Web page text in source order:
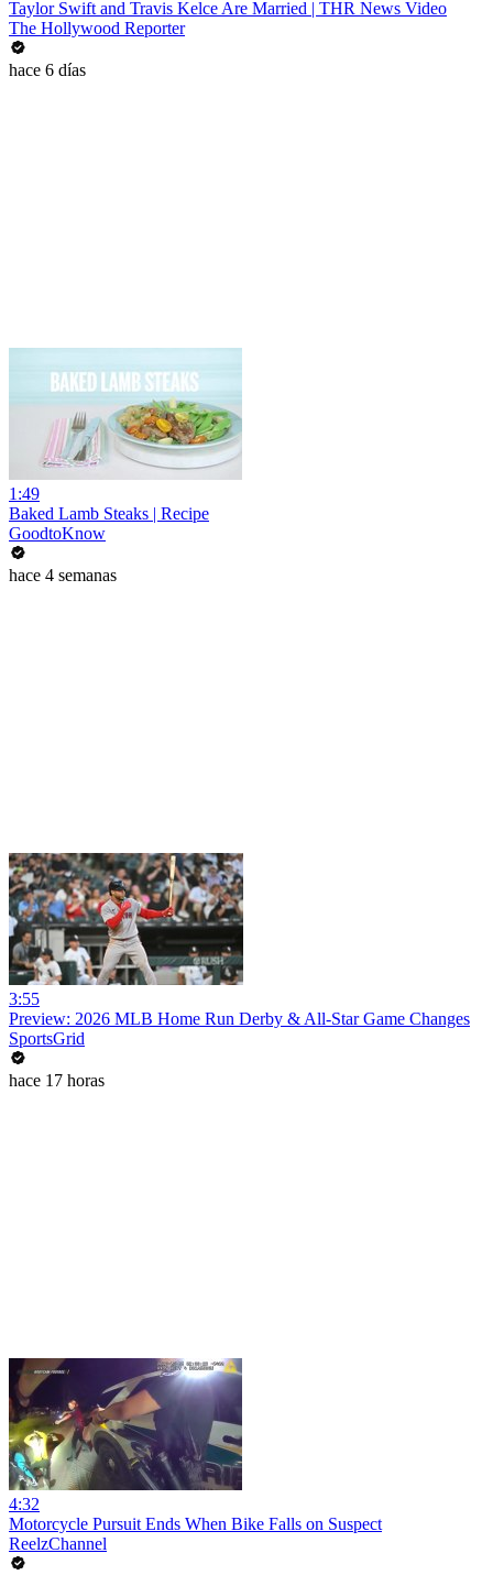
Taylor Swift and Travis Kelce Are Married | THR News Video
The Hollywood Reporter
hace 6 días
1:49
Baked Lamb Steaks | Recipe
GoodtoKnow
hace 4 semanas
3:55
Preview: 2026 MLB Home Run Derby & All-Star Game Changes
SportsGrid
hace 17 horas
4:32
Motorcycle Pursuit Ends When Bike Falls on Suspect
ReelzChannel